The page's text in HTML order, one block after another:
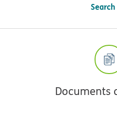
Search
Documents